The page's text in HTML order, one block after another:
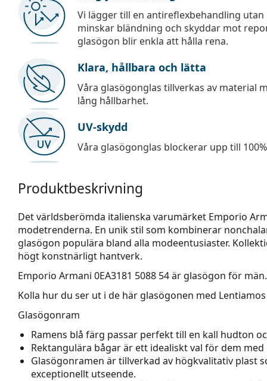
Vi lägger till en antireflexbehandling
minskar bländning och skyddar mot
glasögon blir enkla att hålla rena.
Klara, hållbara och lätta
Våra glasögonglas tillverkas av material
lång hållbarhet.
UV-skydd
Våra glasögonglas blockerar upp till
Produktbeskrivning
Det världsberömda italienska varumärket Emporio
modetrenderna. En unik stil som kombinerar
glasögon populära bland alla modeentusiaster.
högt konstnärligt hantverk.
Emporio Armani 0EA3181 5088 54är glasögon för män.
Kolla hur du ser ut i de här glasögonen med
Glasögonram
Ramens blå färg passar perfekt till en kall hudton
Rektangulära bågar är ett idealiskt val för dem
Glasögonramen är tillverkad av högkvalitativ plast
exceptionellt utseende.